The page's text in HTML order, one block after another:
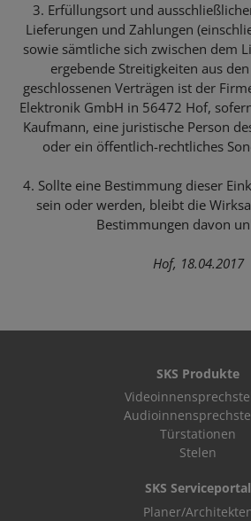
3. Erfüllungsort und
Lieferungen und Zahlungen
sowie sämtliche sich zwischen dem
ergebende Streitigkeiten aus
geschlossenen Verträgen ist der
Elektronik GmbH in 56472 Hof,
Kaufmann, eine juristische Person
oder ein öffentlich-rechtliches
4. Sollte eine Bestimmung dieser
sein oder werden, bleibt die
Bestimmungen davon
Hof, 18.04.2017
SKS Produkte
Türstationen
Stelen
SKS Serviceportal
Planer/